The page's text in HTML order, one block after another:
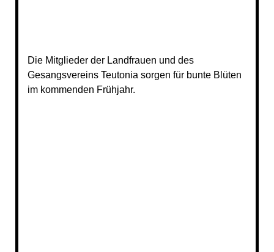
Die Mitglieder der Landfrauen und des
Gesangsvereins Teutonia sorgen für bunte Blüten
im kommenden Frühjahr.